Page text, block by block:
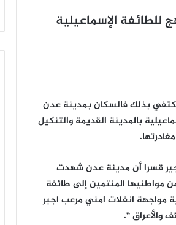
للطائفة الإسماعيلية
بذلك فالسكان بمدينة عدن
بالمدينة القديمة والتنكيل
قسرا أن مدينة عدن شهدت
مواطنيها المنتمين إلى طائفة
مواجهة انفلات امني مرعب اجبر
والأعراق “.